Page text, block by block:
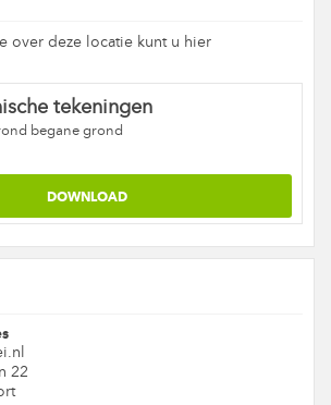
over deze locatie kunt u hier
tekeningen
begane grond
22